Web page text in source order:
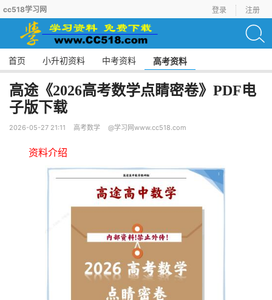
cc518学习网 登录 注册
首页 小升初资料 中考资料 高考资料
高途《2026高考数学点睛密卷》PDF电
子版下载
2026-05-27 21:11 高考数学 @学习网www.cc518.com
资料介绍